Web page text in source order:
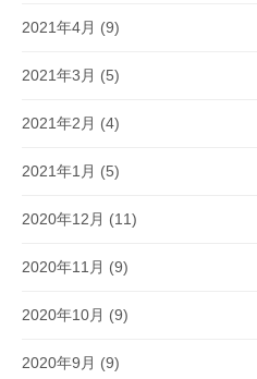
2021年4月 (9)
2021年3月 (5)
2021年2月 (4)
2021年1月 (5)
2020年12月 (11)
2020年11月 (9)
2020年10月 (9)
2020年9月 (9)